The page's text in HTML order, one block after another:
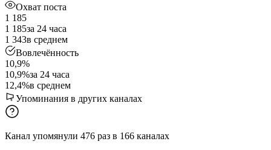
Охват поста
1 185
1 185за 24 часа
1 343в среднем
Вовлечённость
10,9%
10,9%за 24 часа
12,4%в среднем
Упоминания в других каналах
Канал упомянули 476 раз в 166 каналах